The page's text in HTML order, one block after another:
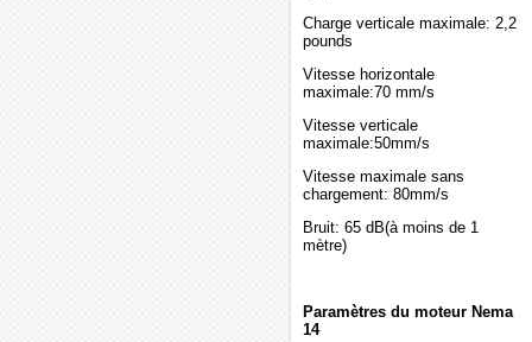
Charge verticale maximale: 2,2
pounds
Vitesse horizontale
maximale:70 mm/s
Vitesse verticale
maximale:50mm/s
Vitesse maximale sans
chargement: 80mm/s
Bruit: 65 dB(à moins de 1
mètre)
Paramètres du moteur Nema
14